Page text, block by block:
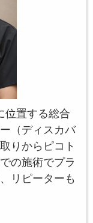
位置する総合
（ディスカバ
りからピコト
の施術でプラ
リピーターも